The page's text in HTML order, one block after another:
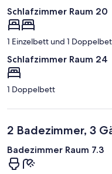
Schlafzimmer Raum 20
1 Einzelbett und 1
Schlafzimmer Raum 24
1 Doppelbett
2 Badezimmer, 3
Badezimmer Raum 7.3